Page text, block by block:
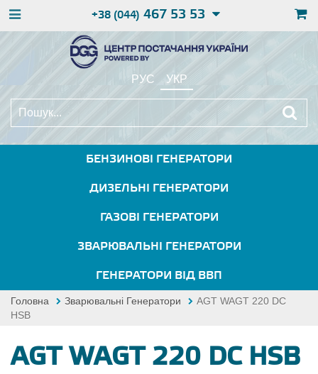
+38 (044) 467 53 53
РУС УКР
БЕНЗИНОВІ ГЕНЕРАТОРИ
ДИЗЕЛЬНІ ГЕНЕРАТОРИ
ГАЗОВІ ГЕНЕРАТОРИ
ЗВАРЮВАЛЬНІ ГЕНЕРАТОРИ
ГЕНЕРАТОРИ ВІД ВВП
Головна Зварювальні Генератори
AGT WAGT 220 DC
HSB
AGT WAGT 220 DC HSB